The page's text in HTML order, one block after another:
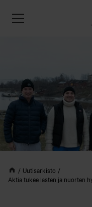
Uutisarkisto
Aktia tukee lasten ja nuorten